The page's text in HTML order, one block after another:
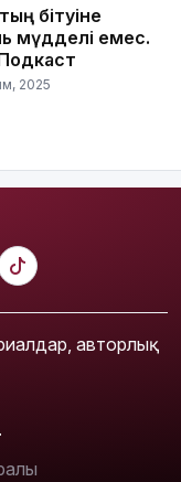
бітуіне
мүдделі емес.
2025
авторлық